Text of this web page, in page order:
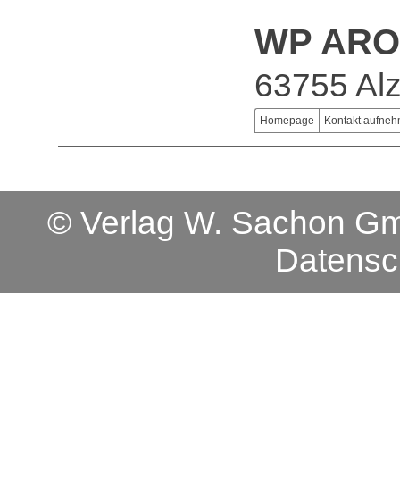
WP
63755
Homepage Kontakt
© Verlag W. Sachon